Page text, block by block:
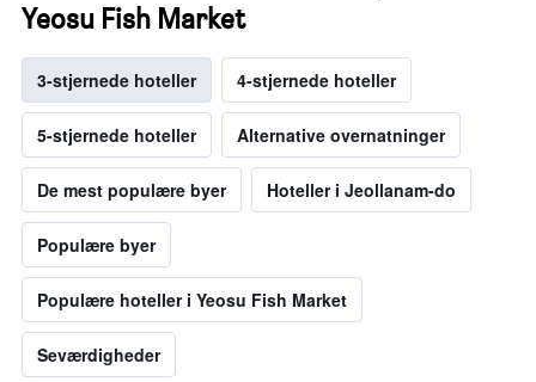
Yeosu Fish Market
3-stjernede hoteller 4-stjernede hoteller
5-stjernede hoteller Alternative overnatninger
De mest populære byer Hoteller i Jeollanam-do
Populære byer
Populære hoteller i Yeosu Fish Market
Seværdigheder